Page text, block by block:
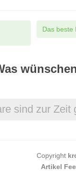
Das beste
sind zur Zeit
Copyright
Artikel